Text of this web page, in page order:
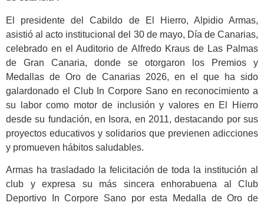
El presidente del Cabildo de El Hierro, Alpidio Armas,
asistió al acto institucional del 30 de mayo, Día de Canarias,
celebrado en el Auditorio de Alfredo Kraus de Las Palmas
de Gran Canaria, donde se otorgaron los Premios y
Medallas de Oro de Canarias 2026, en el que ha sido
galardonado el Club In Corpore Sano en reconocimiento a
su labor como motor de inclusión y valores en El Hierro
desde su fundación, en Isora, en 2011, destacando por sus
proyectos educativos y solidarios que previenen adicciones
y promueven hábitos saludables.
Armas ha trasladado la felicitación de toda la institución al
club y expresa su más sincera enhorabuena al Club
Deportivo In Corpore Sano por esta Medalla de Oro de